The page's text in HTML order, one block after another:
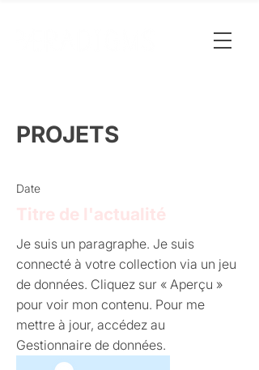
PROJETS
Date
Titre de l'actualité
Je suis un paragraphe. Je suis
connecté à votre collection via un jeu
de données. Cliquez sur « Aperçu »
pour voir mon contenu. Pour me
mettre à jour, accédez au
Gestionnaire de données.